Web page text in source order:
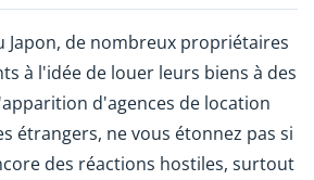
Japon, de nombreux propriétaires
à l'idée de louer leurs biens à des
d'agences de location
étrangers, ne vous étonnez pas si
des réactions hostiles, surtout